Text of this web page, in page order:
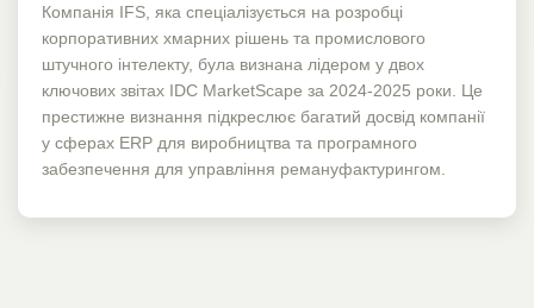
Компанія IFS, яка спеціалізується на розробці
корпоративних хмарних рішень та промислового
штучного інтелекту, була визнана лідером у двох
ключових звітах IDC MarketScape за 2024-2025 роки. Це
престижне визнання підкреслює багатий досвід компанії
у сферах ERP для виробництва та програмного
забезпечення для управління ремануфактурингом.